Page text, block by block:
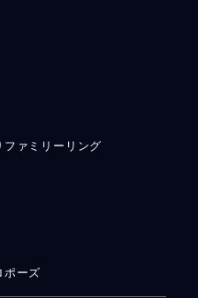
ファミリーリング
ポーズ